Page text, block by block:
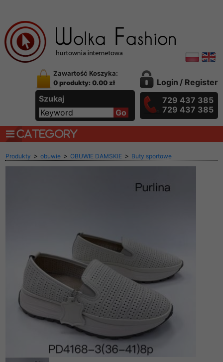
Zawartość Koszyka:
0 produkty: 0.00 zł
Szukaj
Login / Register
729 437 385
729 437 385
CATEGORY
Produkty > obuwie > OBUWIE DAMSKIE > Buty sportowe